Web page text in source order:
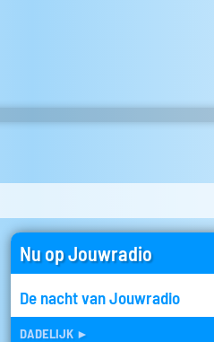
Nu op Jouwradio
De nacht van Jouwradio
dadelijk ►